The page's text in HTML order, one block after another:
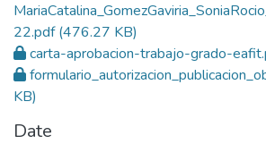
22.pdf(476.27 KB)
carta-aprobacion-trabajo-grado-
KB)
Date